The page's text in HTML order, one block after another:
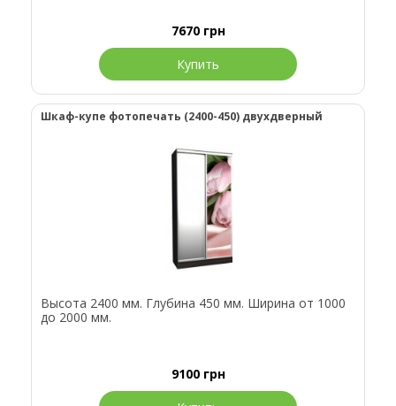
7670 грн
Купить
Шкаф-купе фотопечать (2400-450) двухдверный
Высота 2400 мм. Глубина 450 мм. Ширина от 1000
до 2000 мм.
9100 грн